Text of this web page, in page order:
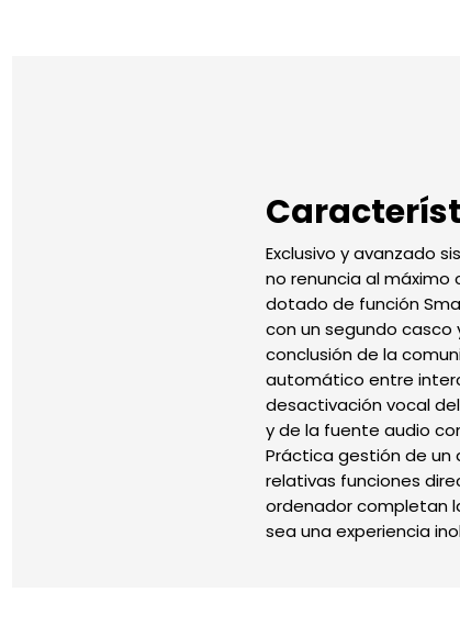
Exclusivo y avanzado
no renuncia al
dotado de función
con un segundo casco
conclusión de la
automático entre
desactivación vocal
y de la fuente audio
Práctica gestión de un
relativas funciones
ordenador completan
sea una experiencia